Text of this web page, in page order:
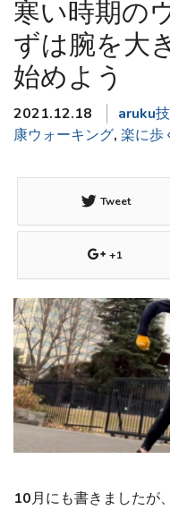
寒い時期の
ずは腕を大
始めよう
2021.12.18 aruku
康ウォーキング, 楽に歩
Tweet
+1
10月にも書きましたが、